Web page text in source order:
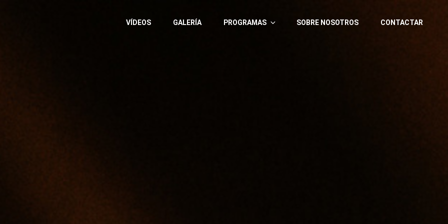
VÍDEOS GALERÍA PROGRAMAS SOBRE NOSOTROS CONTACTAR